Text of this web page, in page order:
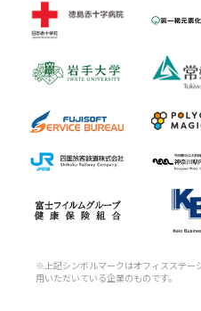
※上記シンボルマークはオフィスステー
用いただいている企業のものです。